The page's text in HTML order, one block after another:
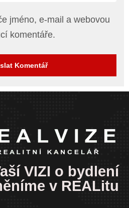
jméno, e-mail a webovou
komentáře.
VIZI o bydlení
v REALitu